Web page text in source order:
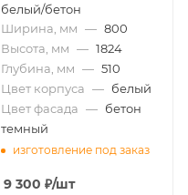
белый/бетон
Ширина, мм — 800
Высота, мм — 1824
Глубина, мм — 510
Цвет корпуса — белый
Цвет фасада — бетон
темный
изготовление под заказ
9 300 ₽/шт